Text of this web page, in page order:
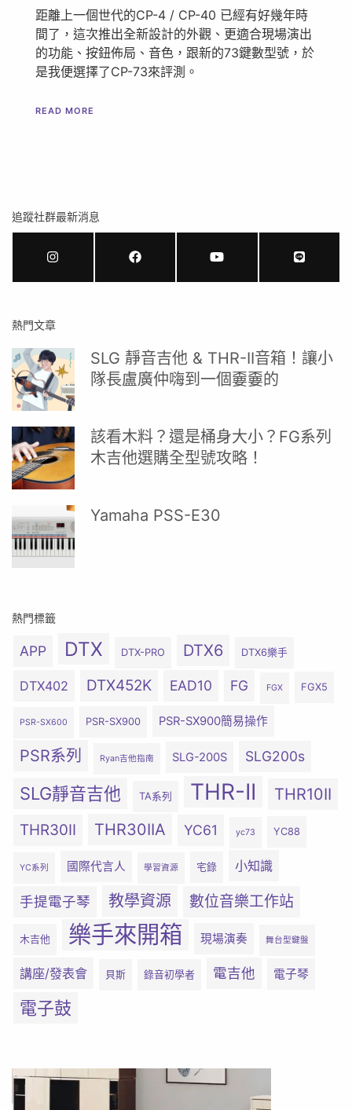
距離上一個世代的CP-4 / CP-40 已經有好幾年時
間了，這次推出全新設計的外觀、更適合現場演出
的功能、按鈕佈局、音色，跟新的73鍵數型號，於
是我便選擇了CP-73來評測。
READ MORE
追蹤社群最新消息
熱門文章
SLG 靜音吉他 & THR-II音箱！讓小
隊長盧廣仲嗨到一個嫑嫑的
該看木料？還是桶身大小？FG系列
木吉他選購全型號攻略！
Yamaha PSS-E30
熱門標籤
APP DTX DTX-PRO DTX6 DTX6樂手
DTX402 DTX452K EAD10 FG FGX FGX5
PSR-SX600 PSR-SX900 PSR-SX900簡易操作
PSR系列 Ryan吉他指南 SLG-200S SLG200s
SLG靜音吉他 TA系列 THR-II THR10II
THR30II THR30IIA YC61 yc73 YC88
YC系列 國際代言人 學習資源 宅錄 小知識
手提電子琴 教學資源 數位音樂工作站
木吉他 樂手來開箱 現場演奏 舞台型鍵盤
講座/發表會 貝斯 錄音初學者 電吉他 電子琴
電子鼓